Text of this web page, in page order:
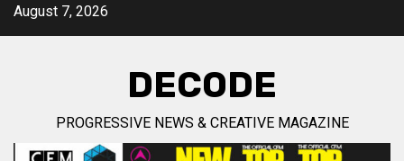
SkipAugust 7, 2026
DECODE
PROGRESSIVE NEWS & CREATIVE MAGAZINE